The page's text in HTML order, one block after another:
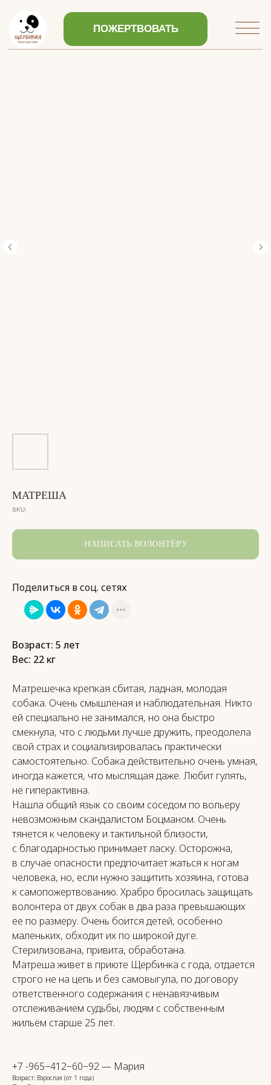
МАТРЕША
SKU:
НАПИСАТЬ ВОЛОНТЁРУ
Поделиться в соц. сетях
Возраст: 5 лет
Вес: 22 кг
Матрешечка крепкая сбитая, ладная, молодая
собака. Очень смышленая и наблюдательная. Никто
ей специально не занимался, но она быстро
смекнула, что с людьми лучше дружить, преодолела
свой страх и социализировалась практически
самостоятельно. Собака действительно очень умная,
иногда кажется, что мыслящая даже. Любит гулять,
не гиперактивна.
Нашла общий язык со своим соседом по вольеру
невозможным скандалистом Боцманом. Очень
тянется к человеку и тактильной близости,
с благодарностью принимает ласку. Осторожна,
в случае опасности предпочитает жаться к ногам
человека, но, если нужно защитить хозяина, готова
к самопожертвованию. Храбро бросилась защищать
волонтера от двух собак в два раза превышающих
ее по размеру. Очень боится детей, особенно
маленьких, обходит их по широкой дуге.
Стерилизована, привита, обработана.
Матреша живет в приюте Щербинка с года, отдается
строго не на цепь и без самовыгула, по договору
ответственного содержания с ненавязчивым
отслеживанием судьбы, людям с собственным
жильём старше 25 лет.
+7 -965−412−60−92 — Мария
Возраст: Взрослая (от 1 года)
СМЕЛО ПИШИТЕ НАМ!
МЫ ОБЯЗАТЕЛЬНО
ОТВЕТИМ.
ЕСЛИ ОСТАЛИСЬ
ВОПРОСЫ,
ОТПРАВИТЬ